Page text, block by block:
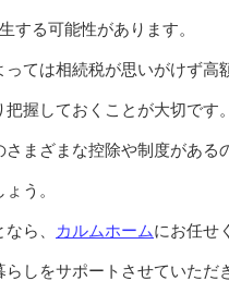
する可能性があります。
ては相続税が思いがけず高
握しておくことが大切です。
さまざまな控除や制度がある
う。
ら、 カルムホームにお任せ
らしをサポートさせていただ